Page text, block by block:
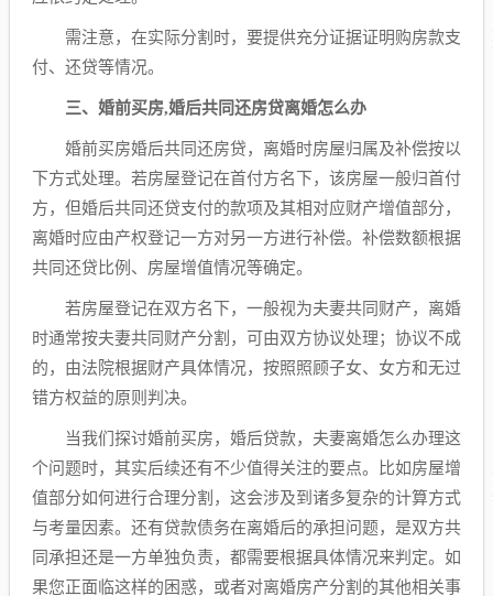
需注意，在实际分割时，要提供充分证据证明购房款支
付、还贷等情况。
三、婚前买房,婚后共同还房贷离婚怎么办
婚前买房婚后共同还房贷，离婚时房屋归属及补偿按以
下方式处理。若房屋登记在首付方名下，该房屋一般归首付
方，但婚后共同还贷支付的款项及其相对应财产增值部分，
离婚时应由产权登记一方对另一方进行补偿。补偿数额根据
共同还贷比例、房屋增值情况等确定。
若房屋登记在双方名下，一般视为夫妻共同财产，离婚
时通常按夫妻共同财产分割，可由双方协议处理；协议不成
的，由法院根据财产具体情况，按照照顾子女、女方和无过
错方权益的原则判决。
当我们探讨婚前买房，婚后贷款，夫妻离婚怎么办理这
个问题时，其实后续还有不少值得关注的要点。比如房屋增
值部分如何进行合理分割，这会涉及到诸多复杂的计算方式
与考量因素。还有贷款债务在离婚后的承担问题，是双方共
同承担还是一方单独负责，都需要根据具体情况来判定。如
果您正面临这样的困惑，或者对离婚房产分割的其他相关事